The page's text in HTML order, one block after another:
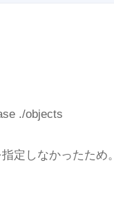
./objects
定しなかったため。